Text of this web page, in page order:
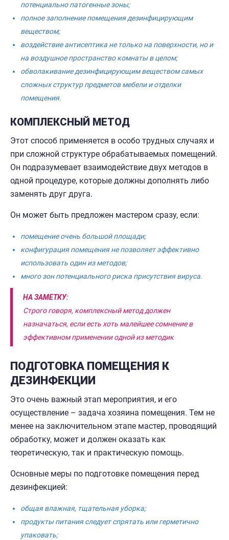
потенциально патогенные зоны;
полное заполнение помещения дезинфицирующим
веществом;
воздействие антисептика не только на поверхности, но и
на воздушное пространство комнаты в целом;
обволакивание дезинфицирующим веществом самых
сложных структур предметов мебели и отделки
помещения.
КОМПЛЕКСНЫЙ МЕТОД
Этот способ применяется в особо трудных случаях и
при сложной структуре обрабатываемых помещений.
Он подразумевает взаимодействие двух методов в
одной процедуре, которые должны дополнять либо
заменять друг друга.
Он может быть предложен мастером сразу, если:
помещение очень большой площади;
конфигурация помещения не позволяет эффективно
использовать один из методов;
много зон потенциального риска присутствия вируса.
НА ЗАМЕТКУ:
Строго говоря, комплексный метод должен
назначаться, если есть хоть малейшее сомнение в
эффективном применении одной из методик
ПОДГОТОВКА ПОМЕЩЕНИЯ К
ДЕЗИНФЕКЦИИ
Это очень важный этап мероприятия, и его
осуществление – задача хозяина помещения. Тем не
менее на заключительном этапе мастер, проводящий
обработку, может и должен оказать как
теоретическую, так и практическую помощь.
Основные меры по подготовке помещения перед
дезинфекцией:
общая влажная, тщательная уборка;
продукты питания следует спрятать или герметично
упаковать;